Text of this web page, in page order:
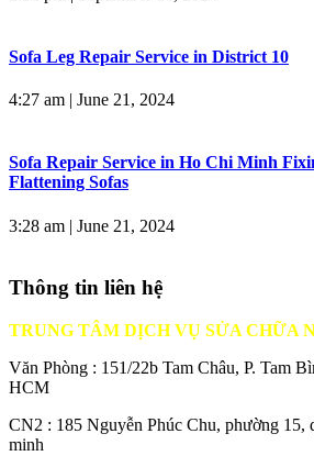
Sofa Leg Repair Service in District 10
4:27 am | June 21, 2024
Sofa Repair Service in Ho Chi Minh
Flattening Sofas
3:28 am | June 21, 2024
Thông tin liên hệ
TRUNG TÂM DỊCH VỤ SỬA CHỮA
Văn Phòng : 151/22b Tam Châu, P. Tam
HCM
CN2 : 185 Nguyễn Phúc Chu, phường 15,
minh